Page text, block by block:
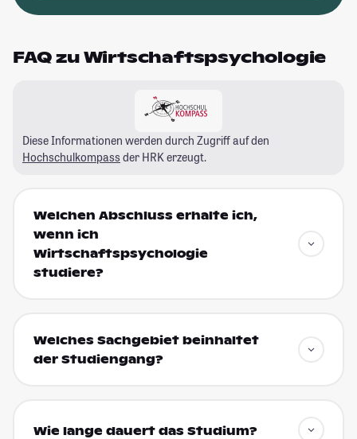
FAQ zu Wirtschaftspsychologie
Diese Informationen werden durch Zugriff auf den
Hochschulkompass der HRK erzeugt.
Welchen Abschluss erhalte ich,
wenn ich
Wirtschaftspsychologie
studiere?
Welches Sachgebiet beinhaltet
der Studiengang?
Wie lange dauert das Studium?